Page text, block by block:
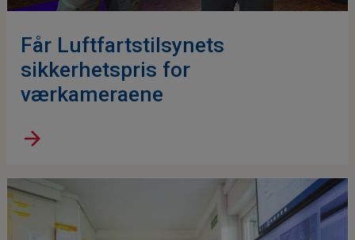
Får Luftfartstilsynets
sikkerhetspris for
værkameraene